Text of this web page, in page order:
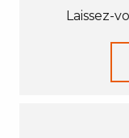
Laissez-